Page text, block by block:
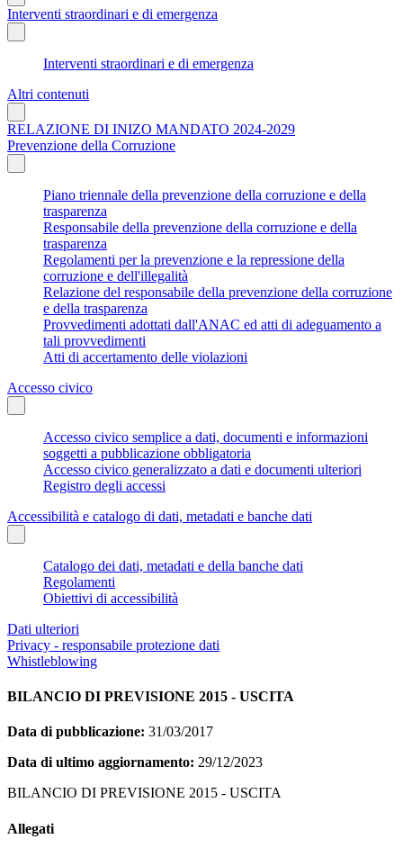
Interventi straordinari e di emergenza
Interventi straordinari e di emergenza
Altri contenuti
RELAZIONE DI INIZO MANDATO 2024-2029
Prevenzione della Corruzione
Piano triennale della prevenzione della corruzione e della
trasparenza
Responsabile della prevenzione della corruzione e della
trasparenza
Regolamenti per la prevenzione e la repressione della
corruzione e dell'illegalità
Relazione del responsabile della prevenzione della corruzione
e della trasparenza
Provvedimenti adottati dall'ANAC ed atti di adeguamento a
tali provvedimenti
Atti di accertamento delle violazioni
Accesso civico
Accesso civico semplice a dati, documenti e informazioni
soggetti a pubblicazione obbligatoria
Accesso civico generalizzato a dati e documenti ulteriori
Registro degli accessi
Accessibilità e catalogo di dati, metadati e banche dati
Catalogo dei dati, metadati e della banche dati
Regolamenti
Obiettivi di accessibilità
Dati ulteriori
Privacy - responsabile protezione dati
Whistleblowing
BILANCIO DI PREVISIONE 2015 - USCITA
Data di pubblicazione: 31/03/2017
Data di ultimo aggiornamento: 29/12/2023
BILANCIO DI PREVISIONE 2015 - USCITA
Allegati